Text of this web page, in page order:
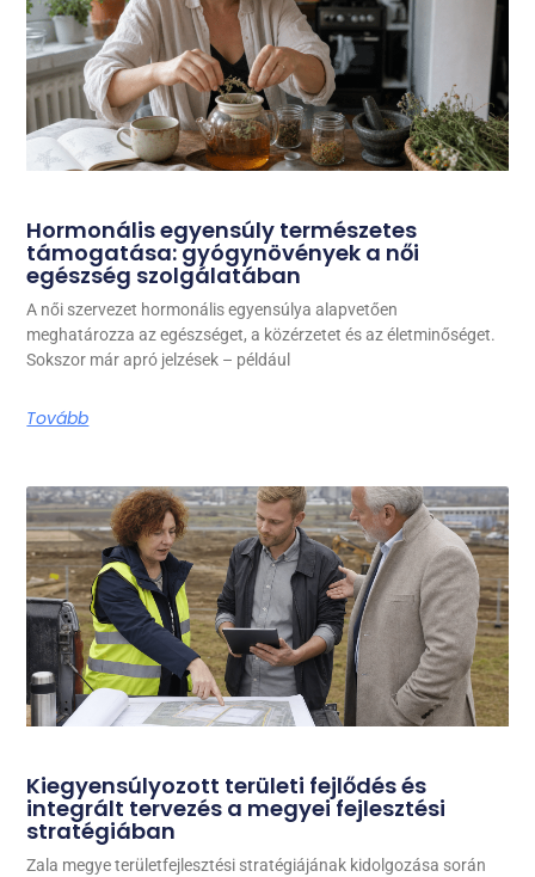
Hormonális egyensúly természetes
támogatása: gyógynövények a női
egészség szolgálatában
A női szervezet hormonális egyensúlya alapvetően
meghatározza az egészséget, a közérzetet és az életminőséget.
Sokszor már apró jelzések – például
Tovább
Kiegyensúlyozott területi fejlődés és
integrált tervezés a megyei fejlesztési
stratégiában
Zala megye területfejlesztési stratégiájának kidolgozása során